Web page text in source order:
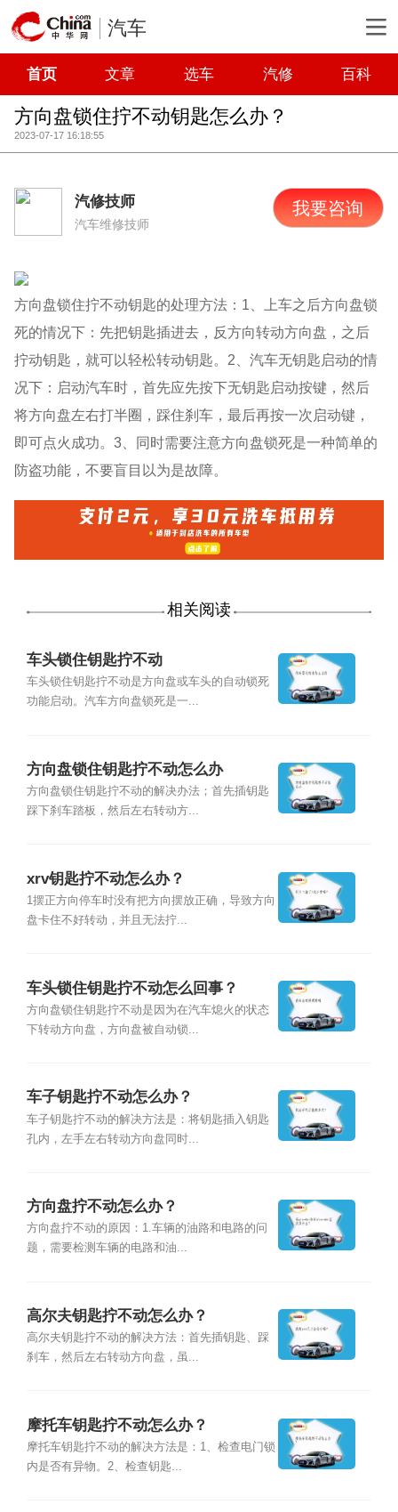
汽车
首页 文章 选车 汽修 百科
方向盘锁住拧不动钥匙怎么办？
2023-07-17 16:18:55
汽修技师
汽车维修技师
我要咨询
方向盘锁住拧不动钥匙的处理方法：1、上车之后方向盘锁
死的情况下：先把钥匙插进去，反方向转动方向盘，之后
拧动钥匙，就可以轻松转动钥匙。2、汽车无钥匙启动的情
况下：启动汽车时，首先应先按下无钥匙启动按键，然后
将方向盘左右打半圈，踩住刹车，最后再按一次启动键，
即可点火成功。3、同时需要注意方向盘锁死是一种简单的
防盗功能，不要盲目以为是故障。
相关阅读
车头锁住钥匙拧不动
车头锁住钥匙拧不动是方向盘或车头的自动锁死
功能启动。汽车方向盘锁死是一...
方向盘锁住钥匙拧不动怎么办
方向盘锁住钥匙拧不动的解决办法；首先插钥匙
踩下刹车踏板，然后左右转动方...
xrv钥匙拧不动怎么办？
1摆正方向停车时没有把方向摆放正确，导致方向
盘卡住不好转动，并且无法拧...
车头锁住钥匙拧不动怎么回事？
方向盘锁住钥匙拧不动是因为在汽车熄火的状态
下转动方向盘，方向盘被自动锁...
车子钥匙拧不动怎么办？
车子钥匙拧不动的解决方法是：将钥匙插入钥匙
孔内，左手左右转动方向盘同时...
方向盘拧不动怎么办？
方向盘拧不动的原因：1.车辆的油路和电路的问
题，需要检测车辆的电路和油...
高尔夫钥匙拧不动怎么办？
高尔夫钥匙拧不动的解决方法：首先插钥匙、踩
刹车，然后左右转动方向盘，虽...
摩托车钥匙拧不动怎么办？
摩托车钥匙拧不动的解决方法是：1、检查电门锁
内是否有异物。2、检查钥匙...